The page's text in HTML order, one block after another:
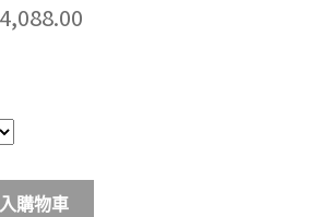
4,088.00Price
$4,088.00
購物車